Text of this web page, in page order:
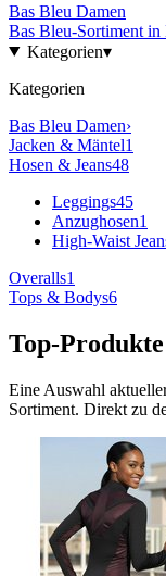
Bas Bleu Damen
Bas Bleu-Sortiment in
Kategorien▾
Kategorien
Bas Bleu Damen›
Jacken & Mäntel1
Hosen & Jeans48
Leggings45
Anzughosen1
High-Waist
Overalls1
Tops & Bodys6
Top-
Eine Auswahl
Sortiment. Direkt zu